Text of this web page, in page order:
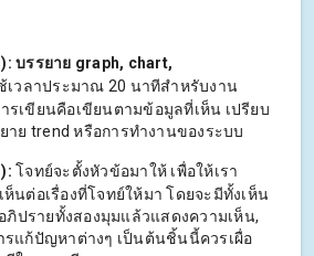
บรรยาย graph, chart,
เวลาประมาณ 20 นาทีสำหรับงาน
เขียนคือเขียนตามข้อมูลที่เห็น เปรียบ
าย trend หรือการทำงานของระบบ
โจทย์จะตั้งหัวข้อมาให้ เพื่อให้เรา
นต่อเรื่องที่โจทย์ให้มา โดยจะมีทั้งเห็น
ภิปรายทั้งสองมุมแล้วแสดงความเห็น,
รแก้ปัญหาต่างๆ เป็นต้นชิ้นนี้ควรเผื่อ